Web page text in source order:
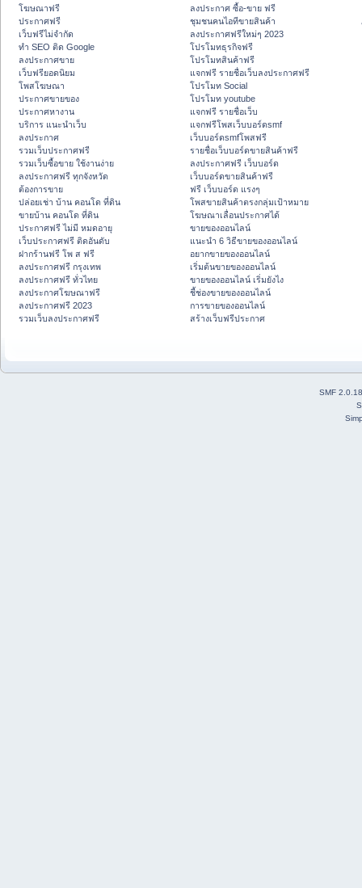
โฆษณาฟรี
ประกาศฟรี
เว็บฟรีไม่จำกัด
ทำ SEO ติด Google
ลงประกาศขาย
เว็บฟรียอดนิยม
โพสโฆษณา
ประกาศขายของ
ประกาศหางาน
บริการ แนะนำเว็บ
ลงประกาศ
รวมเว็บประกาศฟรี
รวมเว็บซื้อขาย ใช้งานง่าย
ลงประกาศฟรี ทุกจังหวัด
ต้องการขาย
ปล่อยเช่า บ้าน คอนโด ที่ดิน
ขายบ้าน คอนโด ที่ดิน
ประกาศฟรี ไม่มี หมดอายุ
เว็บประกาศฟรี ติดอันดับ
ฝากร้านฟรี โพ ส ฟรี
ลงประกาศฟรี กรุงเทพ
ลงประกาศฟรี ทั่วไทย
ลงประกาศโฆษณาฟรี
ลงประกาศฟรี 2023
รวมเว็บลงประกาศฟรี
ลงประกาศ ซื้อ-ขาย ฟรี
ชุมชนคนไอทีขายสินค้า
ลงประกาศฟรีใหม่ๆ 2023
โปรโมทธุรกิจฟรี
โปรโมทสินค้าฟรี
แจกฟรี รายชื่อเว็บลงประกาศฟรี
โปรโมท Social
โปรโมท youtube
แจกฟรี รายชื่อเว็บ
แจกฟรีโพสเว็บบอร์ดsmf
เว็บบอร์ดsmfโพสฟรี
รายชื่อเว็บบอร์ดขายสินค้าฟรี
ลงประกาศฟรี เว็บบอร์ด
เว็บบอร์ดขายสินค้าฟรี
ฟรี เว็บบอร์ด แรงๆ
โพสขายสินค้าตรงกลุ่มเป้าหมาย
โฆษณาเลื่อนประกาศได้
ขายของออนไลน์
แนะนำ 6 วิธีขายของออนไลน์
อยากขายของออนไลน์
เริ่มต้นขายของออนไลน์
ขายของออนไลน์ เริ่มยังไง
ชี้ช่องขายของออนไลน์
การขายของออนไลน์
สร้างเว็บฟรีประกาศ
SMF 2.0.18